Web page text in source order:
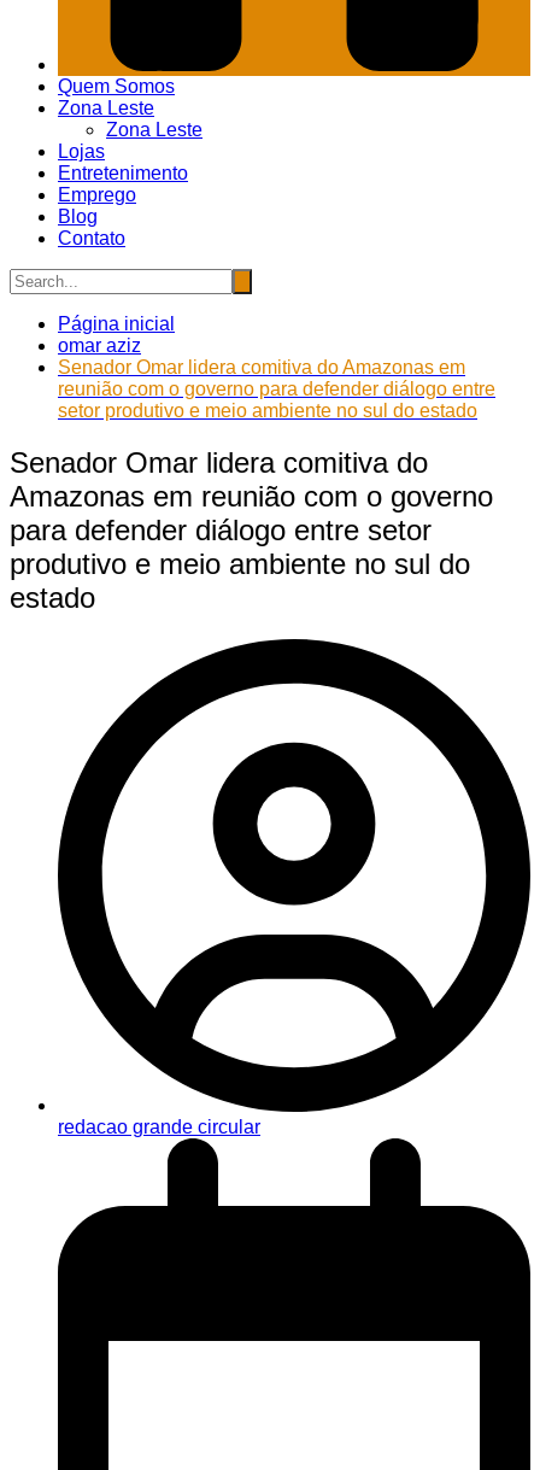
Quem Somos
Zona Leste
Zona Leste
Lojas
Entretenimento
Emprego
Blog
Contato
Página inicial
omar aziz
Senador Omar lidera comitiva do Amazonas em
reunião com o governo para defender diálogo entre
setor produtivo e meio ambiente no sul do estado
Senador Omar lidera comitiva do
Amazonas em reunião com o governo
para defender diálogo entre setor
produtivo e meio ambiente no sul do
estado
redacao grande circular